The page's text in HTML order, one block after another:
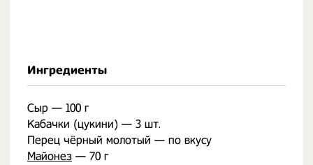
Ингредиенты
Сыр — 100 г
Кабачки (цукини) — 3 шт.
Перец чёрный молотый — по вкусу
Майонез — 70 г